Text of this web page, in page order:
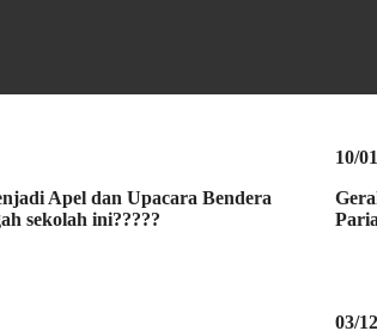
Apel dan Upacara Bendera
sekolah ini?????
10/
03/